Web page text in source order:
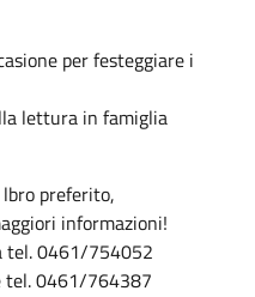
per festeggiare i
lettura in famiglia
preferito,
informazioni!
tel. 0461/754052
tel. 0461/764387